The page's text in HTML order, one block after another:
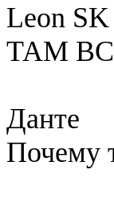
Leon SK
ТАМ
Данте
Почему